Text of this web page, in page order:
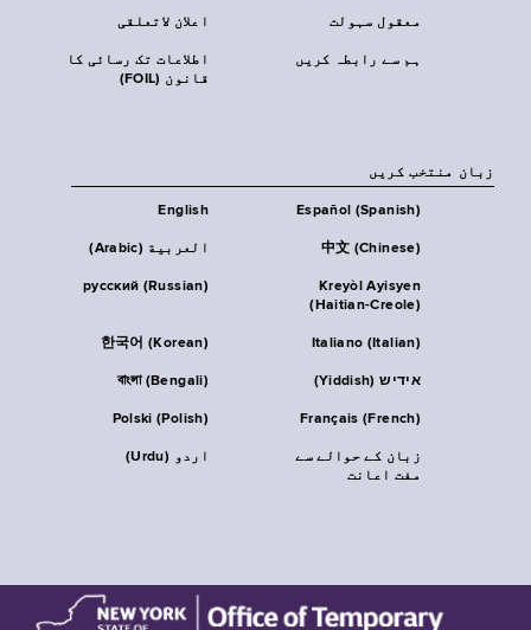
اعلان لاتعلقی معقول سہولت
اطلاعات تک رسائی کا
قانون (FOIL)
ہم سے رابطہ کریں
زبان منتخب کریں
English Español (Spanish)
العربية (Arabic) 中文 (Chinese)
русский (Russian)
Kreyòl Ayisyen
(Haitian-Creole)
한국어 (Korean) Italiano (Italian)
বাংলা (Bengali) אידיש (Yiddish)
Polski (Polish) Français (French)
اردو (Urdu)
زبان کے حوالے سے
مفت اعانت